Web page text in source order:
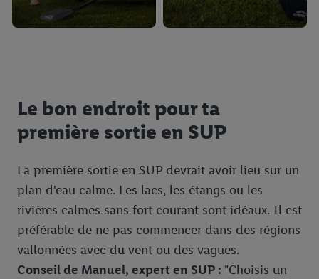
Le bon endroit pour ta
première sortie en SUP
La première sortie en SUP devrait avoir lieu sur un
plan d'eau calme. Les lacs, les étangs ou les
rivières calmes sans fort courant sont idéaux. Il est
préférable de ne pas commencer dans des régions
vallonnées avec du vent ou des vagues.
Conseil de Manuel, expert en SUP : "Choisis un
données.Vous trouverez les impressions ici.